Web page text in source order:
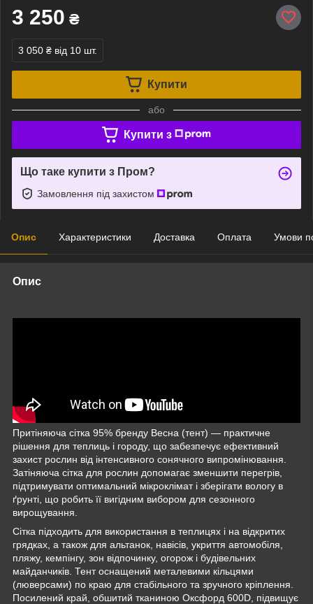
3 250 ₴
3 050 ₴ від 10 шт.
Купити
або
Купити з
Що таке купити з Пром?
Замовлення під захистом
Опис Характеристики Доставка Оплата Умови
Опис
Притіняюча сітка 95% бренду Весна (тент) — практичне
рішення для теплиць і городу, що забезпечує ефективний
захист рослин від інтенсивного сонячного випромінювання.
Затіняюча сітка для рослин допомагає зменшити перегрів,
підтримувати оптимальний мікроклімат і зберігати вологу в
ґрунті, що робить її вигідним вибором для сезонного
вирощування.
Сітка підходить для використання в теплицях і на відкритих
грядках, а також для альтанок, навісів, укриття автомобіля,
пляжу, кемпінгу, зон відпочинку, огорож і будівельних
майданчиків. Тент оснащений металевими кільцями
(люверсами) по краю для стабільного та зручного кріплення.
Посилений край, обшитий тканиною Оксфорд 600D, підвищує